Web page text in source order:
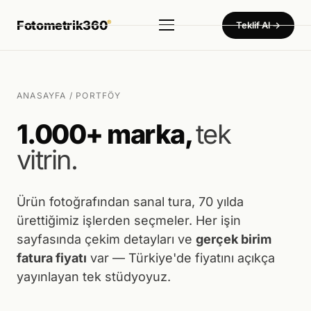
Fotometrik360®
Hizmetler
Ürün Fotoğraf Çekimi
360° Ürün Fotoğraf Çekimi
Tam küresel sistem — Türkiye'de tek
Otel · Fabrika · Showroom · Müze
Ürün Video Çekimi
Tanıtım · Reels · Drone
Tanıtım Filmi Çekimi
Fabrika · Showroom · Kurumsal film
Teklif Al →
ANASAYFA / PORTFÖY
1.000+ marka,tek
vitrin.
Ürün fotoğrafından sanal tura, 70 yılda
ürettiğimiz işlerden seçmeler. Her işin
sayfasında çekim detayları ve gerçek birim
fatura fiyatı var — Türkiye'de fiyatını açıkça
yayınlayan tek stüdyoyuz.